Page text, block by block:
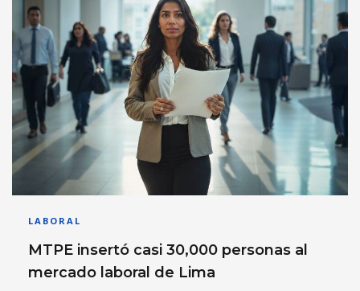
LABORAL
MTPE insertó casi 30,000 personas al
mercado laboral de Lima